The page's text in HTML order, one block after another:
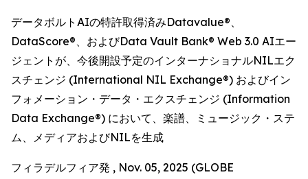
データボルトAIの特許取得済みDatavalue®、
DataScore®、およびData Vault Bank® Web 3.0 AIエー
ジェントが、今後開設予定のインターナショナルNILエク
スチェンジ (International NIL Exchange®) およびイン
フォメーション・データ・エクスチェンジ (Information
Data Exchange®) において、楽譜、ミュージック・ステ
ム、メディアおよびNILを生成
フィラデルフィア発 , Nov. 05, 2025 (GLOBE